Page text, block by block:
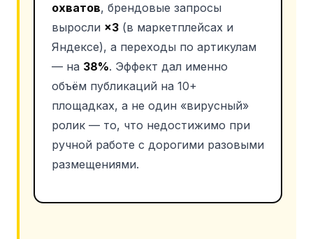
охватов, брендовые запросы
выросли ×3 (в маркетплейсах и
Яндексе), а переходы по артикулам
— на 38%. Эффект дал именно
объём публикаций на 10+
площадках, а не один «вирусный»
ролик — то, что недостижимо при
ручной работе с дорогими разовыми
размещениями.